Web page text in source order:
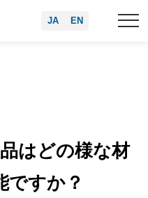
EN
JA
はどの様な材
ですか？